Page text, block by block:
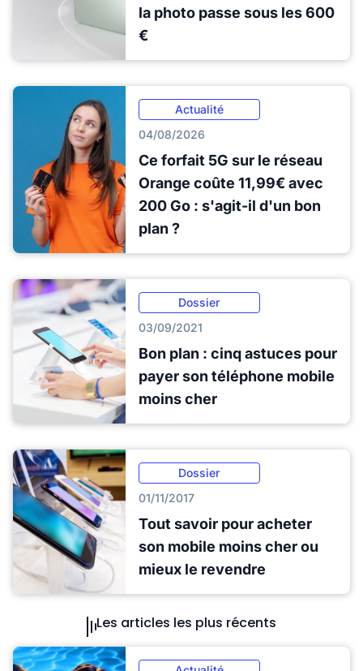
la photo passe sous les 600
€
Actualité
04/08/2026
Ce forfait 5G sur le réseau
Orange coûte 11,99€ avec
200 Go : s'agit-il d'un bon
plan ?
Dossier
03/09/2021
Bon plan : cinq astuces pour
payer son téléphone mobile
moins cher
Dossier
01/11/2017
Tout savoir pour acheter
son mobile moins cher ou
mieux le revendre
Les articles les plus récents